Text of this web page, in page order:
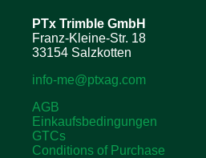
PTx Trimble GmbH
Franz-Kleine-Str. 18
33154 Salzkotten
info-me@ptxag.com
AGB
Einkaufsbedingungen
GTCs
Conditions of Purchase